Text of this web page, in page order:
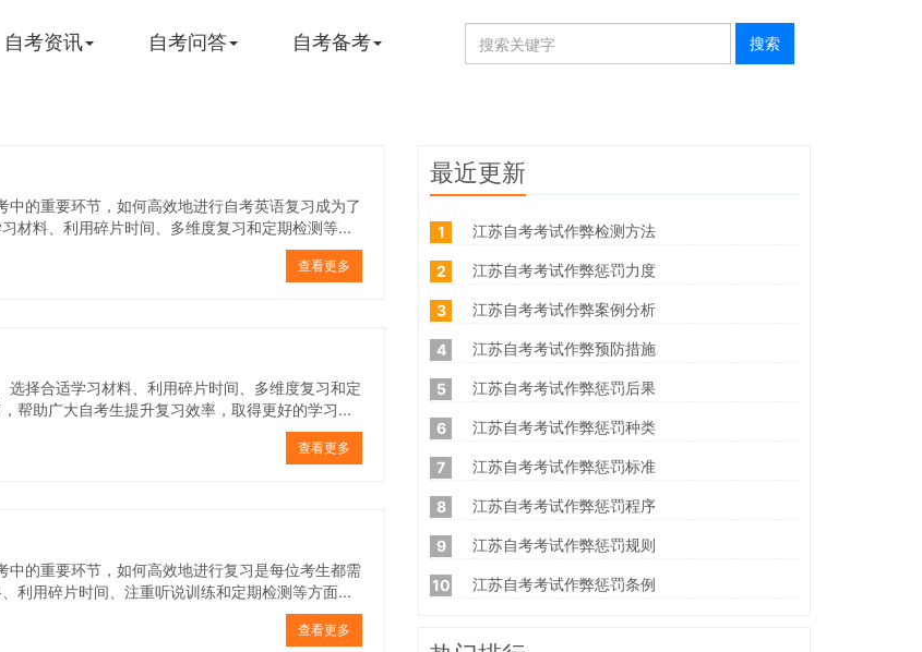
自考资讯 自考问答 自考备考
的重要环节，如何高效地进行自考英语复习成为了
材料、利用碎片时间、多维度复习和定期检测等...
查看更多
择合适学习材料、利用碎片时间、多维度复习和定
帮助广大自考生提升复习效率，取得更好的学习...
查看更多
的重要环节，如何高效地进行复习是每位考生都需
利用碎片时间、注重听说训练和定期检测等方面...
查看更多
最近更新
1 江苏自考考试作弊检测方法
2 江苏自考考试作弊惩罚力度
3 江苏自考考试作弊案例分析
4 江苏自考考试作弊预防措施
5 江苏自考考试作弊惩罚后果
6 江苏自考考试作弊惩罚种类
7 江苏自考考试作弊惩罚标准
8 江苏自考考试作弊惩罚程序
9 江苏自考考试作弊惩罚规则
10 江苏自考考试作弊惩罚条例